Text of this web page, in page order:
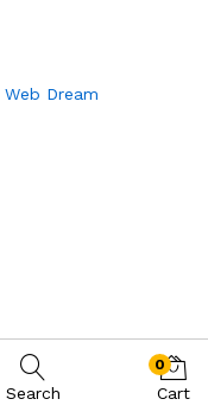
Web Dream
Search
0
Cart